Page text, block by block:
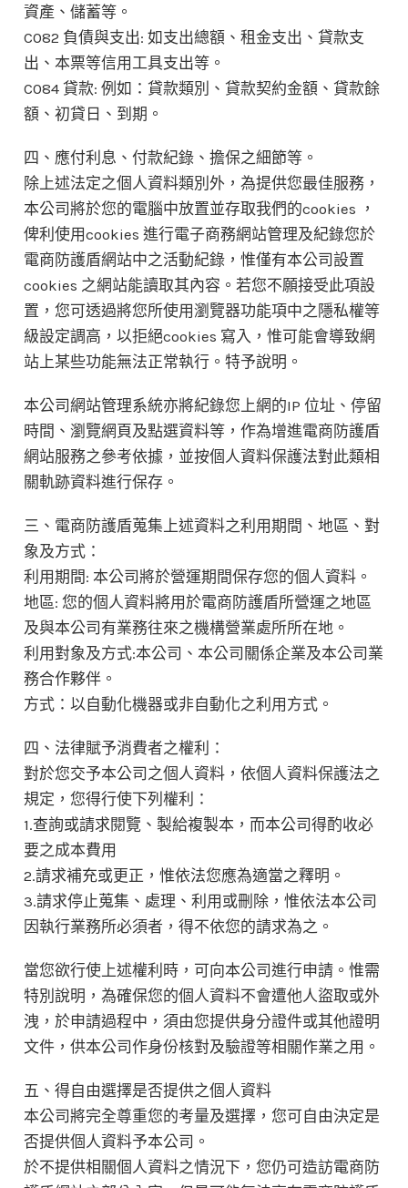
資產、儲蓄等。
C082 負債與支出: 如支出總額、租金支出、貸款支
出、本票等信用工具支出等。
C084 貸款: 例如：貸款類別、貸款契約金額、貸款餘
額、初貸日、到期。
四、應付利息、付款紀錄、擔保之細節等。
除上述法定之個人資料類別外，為提供您最佳服務，
本公司將於您的電腦中放置並存取我們的cookies ，
俾利使用cookies 進行電子商務網站管理及紀錄您於
電商防護盾網站中之活動紀錄，惟僅有本公司設置
cookies 之網站能讀取其內容。若您不願接受此項設
置，您可透過將您所使用瀏覽器功能項中之隱私權等
級設定調高，以拒絕cookies 寫入，惟可能會導致網
站上某些功能無法正常執行。特予說明。
本公司網站管理系統亦將紀錄您上網的IP 位址、停留
時間、瀏覽網頁及點選資料等，作為增進電商防護盾
網站服務之參考依據，並按個人資料保護法對此類相
關軌跡資料進行保存。
三、電商防護盾蒐集上述資料之利用期間、地區、對
象及方式：
利用期間: 本公司將於營運期間保存您的個人資料。
地區: 您的個人資料將用於電商防護盾所營運之地區
及與本公司有業務往來之機構營業處所所在地。
利用對象及方式:本公司、本公司關係企業及本公司業
務合作夥伴。
方式：以自動化機器或非自動化之利用方式。
四、法律賦予消費者之權利：
對於您交予本公司之個人資料，依個人資料保護法之
規定，您得行使下列權利：
1.查詢或請求閱覽、製給複製本，而本公司得酌收必
要之成本費用
2.請求補充或更正，惟依法您應為適當之釋明。
3.請求停止蒐集、處理、利用或刪除，惟依法本公司
因執行業務所必須者，得不依您的請求為之。
當您欲行使上述權利時，可向本公司進行申請。惟需
特別說明，為確保您的個人資料不會遭他人盜取或外
洩，於申請過程中，須由您提供身分證件或其他證明
文件，供本公司作身份核對及驗證等相關作業之用。
五、得自由選擇是否提供之個人資料
本公司將完全尊重您的考量及選擇，您可自由決定是
否提供個人資料予本公司。
於不提供相關個人資料之情況下，您仍可造訪電商防